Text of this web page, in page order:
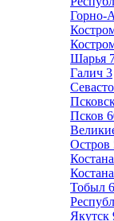
Горно-
Шарья
Галич 3
Псков
Остров
Тобыл 6
Якутск